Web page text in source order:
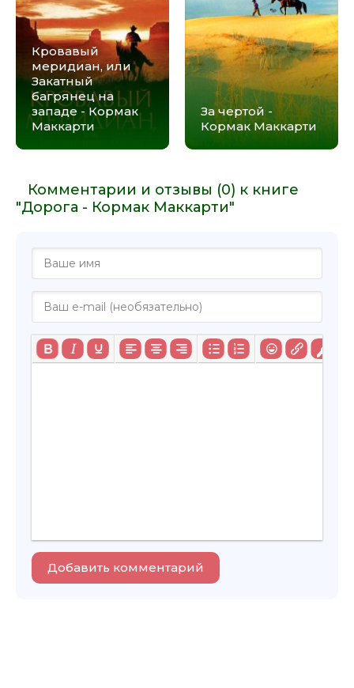
Кровавый
меридиан, или
Закатный
багрянец на
западе - Кормак
Маккарти
За чертой -
Кормак Маккарти
Комментарии и отзывы (0) к книге
"Дорога - Кормак Маккарти"
Добавить комментарий